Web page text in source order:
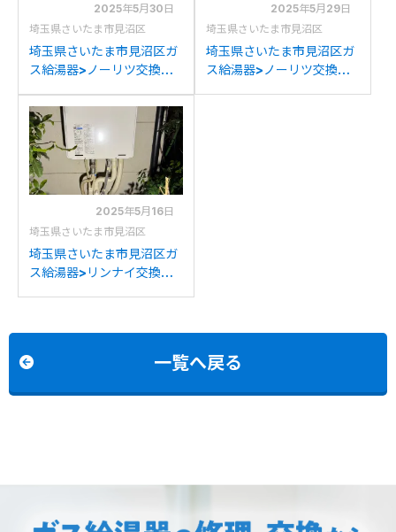
2025年5月30日
埼玉県さいたま市見沼区
埼玉県さいたま市見沼区ガ
ス給湯器>ノーリツ交換工
2450(S)AWXからノーリ
ツGT-C2472SAW BLへの
交換
2025年5月29日
埼玉県さいたま市見沼区
埼玉県さいたま市見沼区ガ
ス給湯器>ノーリツ交換工
2025年5月16日
埼玉県さいたま市見沼区
埼玉県さいたま市見沼区ガ
ス給湯器>リンナイ交換工
一覧へ戻る